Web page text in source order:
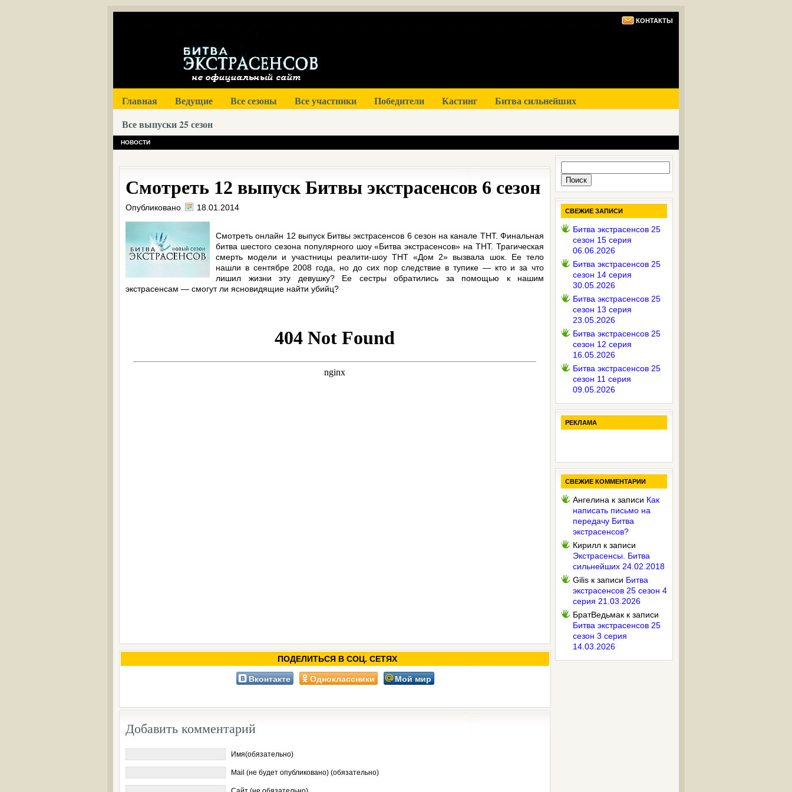
КОНТАКТЫ
Главная Ведущие Все сезоны Все участники Победители Кастинг
Битва сильнейших
Все выпуски 25 сезон
НОВОСТИ
Смотреть 12 выпуск Битвы экстрасенсов 6 сезон
Опубликовано 18.01.2014
Смотреть онлайн 12 выпуск Битвы экстрасенсов 6 сезон на канале ТНТ. Финальная
битва шестого сезона популярного шоу «Битва экстрасенсов» на ТНТ. Трагическая
смерть модели и участницы реалити-шоу ТНТ «Дом 2» вызвала шок. Ее тело
нашли в сентябре 2008 года, но до сих пор следствие в тупике — кто и за что
лишил жизни эту девушку? Ее сестры обратились за помощью к нашим
экстрасенсам — смогут ли ясновидящие найти убийц?
ПОДЕЛИТЬСЯ В СОЦ. СЕТЯХ
Вконтакте Одноклассники Мой мир
Добавить комментарий
Имя(обязательно)
Mail (не будет опубликовано) (обязательно)
СВЕЖИЕ ЗАПИСИ
Битва экстрасенсов 25
сезон 15 серия
06.06.2026
Битва экстрасенсов 25
сезон 14 серия
30.05.2026
Битва экстрасенсов 25
сезон 13 серия
23.05.2026
Битва экстрасенсов 25
сезон 12 серия
16.05.2026
Битва экстрасенсов 25
сезон 11 серия
09.05.2026
РЕКЛАМА
СВЕЖИЕ КОММЕНТАРИИ
Ангелина к записи Как
написать письмо на
передачу Битва
экстрасенсов?
Кирилл к записи
Экстрасенсы. Битва
сильнейших 24.02.2018
Gilis к записи Битва
экстрасенсов 25 сезон 4
серия 21.03.2026
БратВедьмак к записи
Битва экстрасенсов 25
сезон 3 серия
14.03.2026